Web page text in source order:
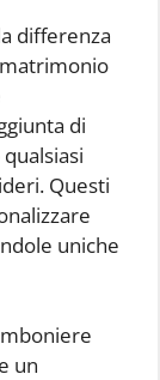
differenza
di
Questi
uniche
un